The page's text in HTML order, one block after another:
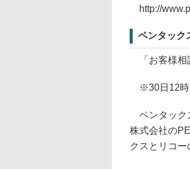
http://
ペンタック
「お客様相
※30日12時
ペンタック
株式会社の
クスとリコー